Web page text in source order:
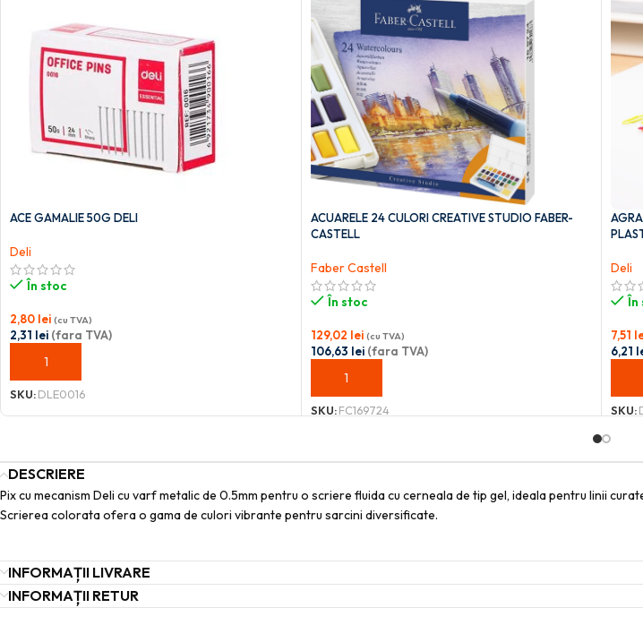
ACE GAMALIE 50G DELI
Deli
În stoc
2,80 lei (cu TVA)
2,31 lei (fara TVA)
ADAUGĂ ÎN COȘ
SKU:DLE0016
ACUARELE 24 CULORI CREATIVE STUDIO FABER-
CASTELL
Faber Castell
În stoc
129,02 lei (cu TVA)
106,63 lei(fara TVA)
ADAUGĂ ÎN COȘ
SKU:FC169724
Deli
În
7,51
6,21
SKU:
DESCRIERE
Pix cu mecanism Deli cu varf metalic de 0.5mm pentru o scriere fluida cu cerneala de tip gel, ideala pentru linii
Scrierea colorata ofera o gama de culori vibrante pentru sarcini diversificate.
INFORMAȚII LIVRARE
INFORMAȚII RETUR